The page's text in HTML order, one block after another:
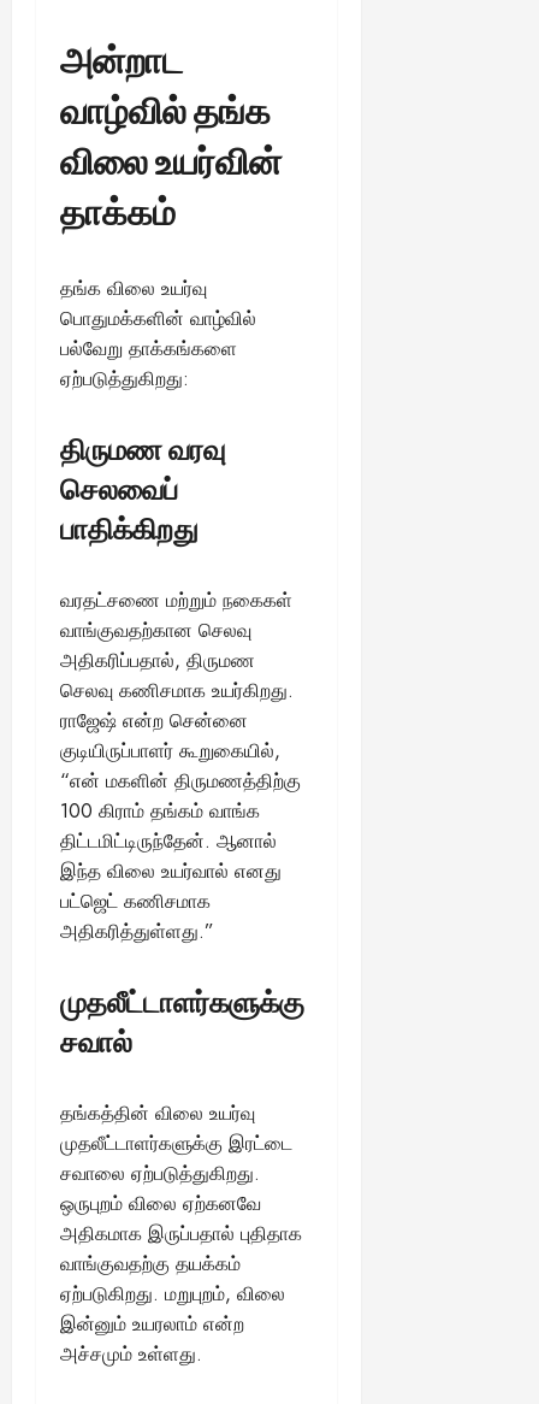
அன்றாட
வாழ்வில் தங்க
விலை உயர்வின்
தாக்கம்
தங்க விலை உயர்வு
பொதுமக்களின் வாழ்வில்
பல்வேறு தாக்கங்களை
ஏற்படுத்துகிறது:
திருமண வரவு
செலவைப்
பாதிக்கிறது
வரதட்சணை மற்றும் நகைகள்
வாங்குவதற்கான செலவு
அதிகரிப்பதால், திருமண
செலவு கணிசமாக உயர்கிறது.
ராஜேஷ் என்ற சென்னை
குடியிருப்பாளர் கூறுகையில்,
“என் மகளின் திருமணத்திற்கு
100 கிராம் தங்கம் வாங்க
திட்டமிட்டிருந்தேன். ஆனால்
இந்த விலை உயர்வால் எனது
பட்ஜெட் கணிசமாக
அதிகரித்துள்ளது.”
முதலீட்டாளர்களுக்கு
சவால்
தங்கத்தின் விலை உயர்வு
முதலீட்டாளர்களுக்கு இரட்டை
சவாலை ஏற்படுத்துகிறது.
ஒருபுறம் விலை ஏற்கனவே
அதிகமாக இருப்பதால் புதிதாக
வாங்குவதற்கு தயக்கம்
ஏற்படுகிறது. மறுபுறம், விலை
இன்னும் உயரலாம் என்ற
அச்சமும் உள்ளது.